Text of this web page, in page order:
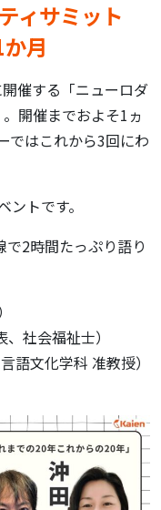
ィサミット
月
催する「ニューロダ
開催までおよそ1ヵ
ではこれから3回にわ
トです。
2時間たっぷり語り
社会福祉士）
語文化学科 准教授）